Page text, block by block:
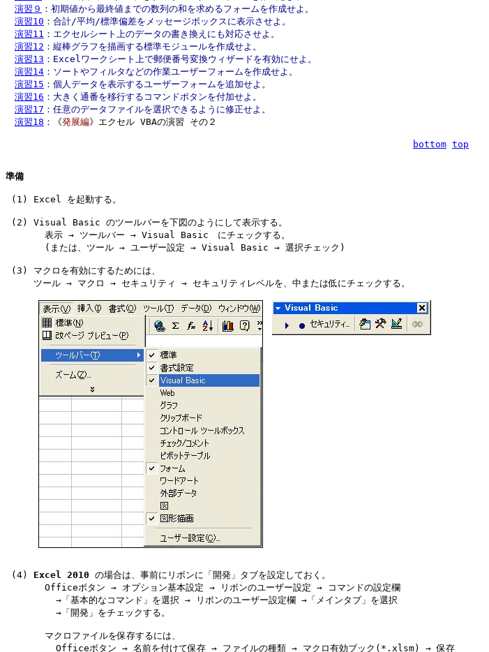
演習９ ： 初期値から最終値までの数列の和を求めるフォームを作成せよ。
演習10 ： 合計/平均/標準偏差をメッセージボックスに表示させよ。
演習11 ： エクセルシート上のデータの書き換えにも対応させよ。
演習12 ： 縦棒グラフを描画する標準モジュールを作成せよ。
演習13 ： Excelワークシート上で郵便番号変換ウィザードを有効にせよ。
演習14 ： ソートやフィルタなどの作業ユーザーフォームを作成せよ。
演習15 ： 個人データを表示するユーザーフォームを追加せよ。
演習16 ： 大きく通番を移行するコマンドボタンを付加せよ。
演習17 ： 任意のデータファイルを選択できるように修正せよ。
演習18 ：《発展編》エクセル VBAの演習 その２
bottom top
準備
(1) Excel を起動する。
(2) Visual Basic のツールバーを下図のようにして表示する。
       表示 → ツールバー → Visual Basic　にチェックする。
       (または、ツール → ユーザー設定 → Visual Basic → 選択チェック)
(3) マクロを有効にするためには、
     ツール → マクロ → セキュリティ → セキュリティレベルを、中または低にチェックする。
(4) Excel 2010 の場合は、事前にリボンに「開発」タブを設定しておく。
       Officeボタン → オプション基本設定 → リボンのユーザー設定 → コマンドの設定欄
         →「基本的なコマンド」を選択 → リボンのユーザー設定欄 →「メインタブ」を選択
         →「開発」をチェックする。
       マクロファイルを保存するには、
         Officeボタン → 名前を付けて保存 → ファイルの種類 → マクロ有効ブック(*.xlsm) → 保存